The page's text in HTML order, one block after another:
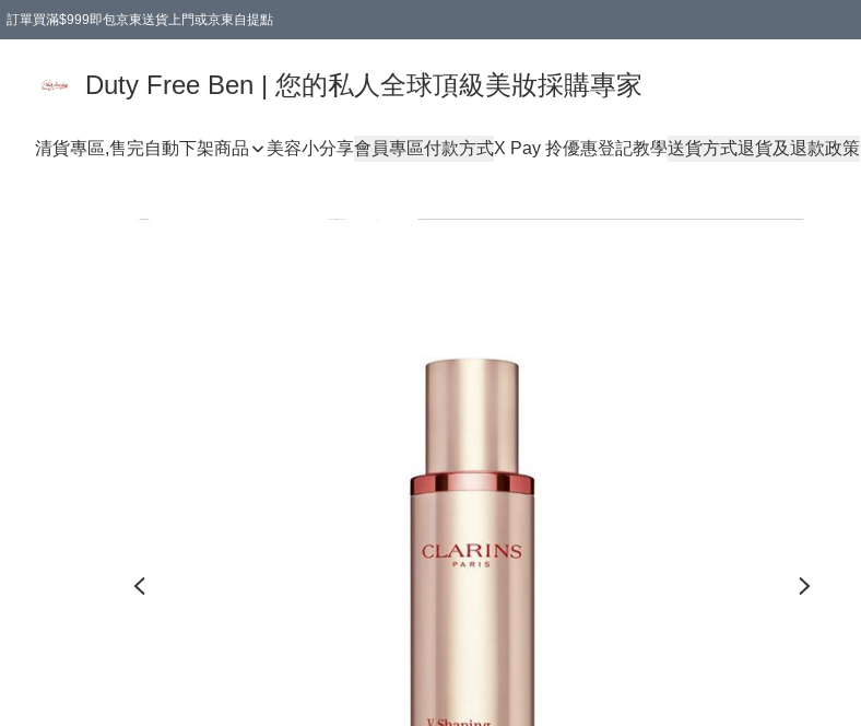
訂單買滿$999即包京東送貨上門或京東自提點
Duty Free Ben | 您的私人全球頂級美妝採購專家
清貨專區,售完自動下架商品 美容小分享會員專區付款方式X Pay 拎優惠登記教學送貨方式退貨及退款政策